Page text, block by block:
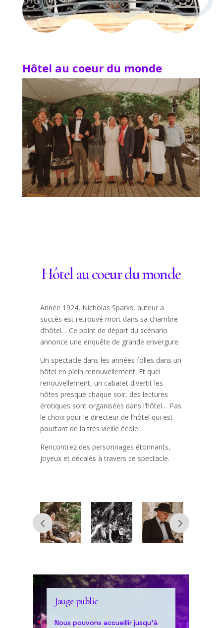
Hôtel au coeur du monde
Hôtel au coeur du monde
Année 1924, Nicholas Sparks, auteur a
succès est retrouvé mort dans sa chambre
d’hôtel… Ce point de départ du scénario
annonce une enquête de grande envergure.
Un spectacle dans les années folles dans un
hôtel en plein renouvellement. Et quel
renouvellement, un cabaret divertit les
hôtes presque chaque soir, des lectures
érotiques sont organisées dans l’hôtel… Pas
le choix pour le directeur de l’hôtel qui est
pourtant de la très vieille école…
Rencontrez des personnages étonnants,
joyeux et décalés à travers ce spectacle.
Jauge public
Nous pouvons accueillir jusqu’à